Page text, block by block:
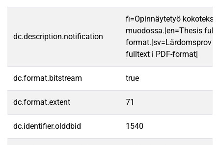
dc.description.notification
fi=Opinnäytetyö
muodossa.|en=Thesis
format.|sv=Lärdomsprov
fulltext i PDF-format|
dc.format.bitstream true
dc.format.extent 71
dc.identifier.olddbid 1540